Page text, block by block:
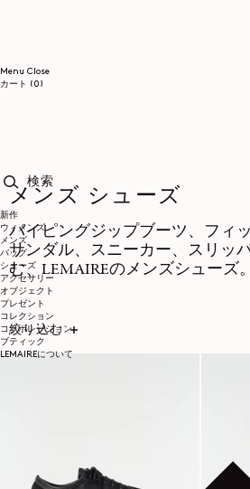
Menu Close
カート (0)
検索
新作
ウィメンズ
メンズ
バッグ
シューズ
アクセサリー
オブジェクト
プレゼント
コレクション
コラボレーション
ブティック
LEMAIREについて
メンズ シューズ
パイピングジップブーツ、フィ
サンダル、スニーカー、スリッ
む、LEMAIREのメンズシューズ。
絞り込む